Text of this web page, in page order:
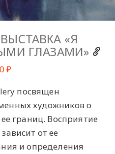
«Я
ГЛАЗАМИ»
₽
посвящен
художников о
границ. Восприятие
от ее
и определения